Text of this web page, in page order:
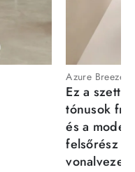
Azure Breeze
Ez a szett
tónusok
és a
felsőrész